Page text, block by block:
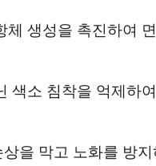
생성을 촉진하여
색소 침착을 억제하
을 막고 노화를 방지